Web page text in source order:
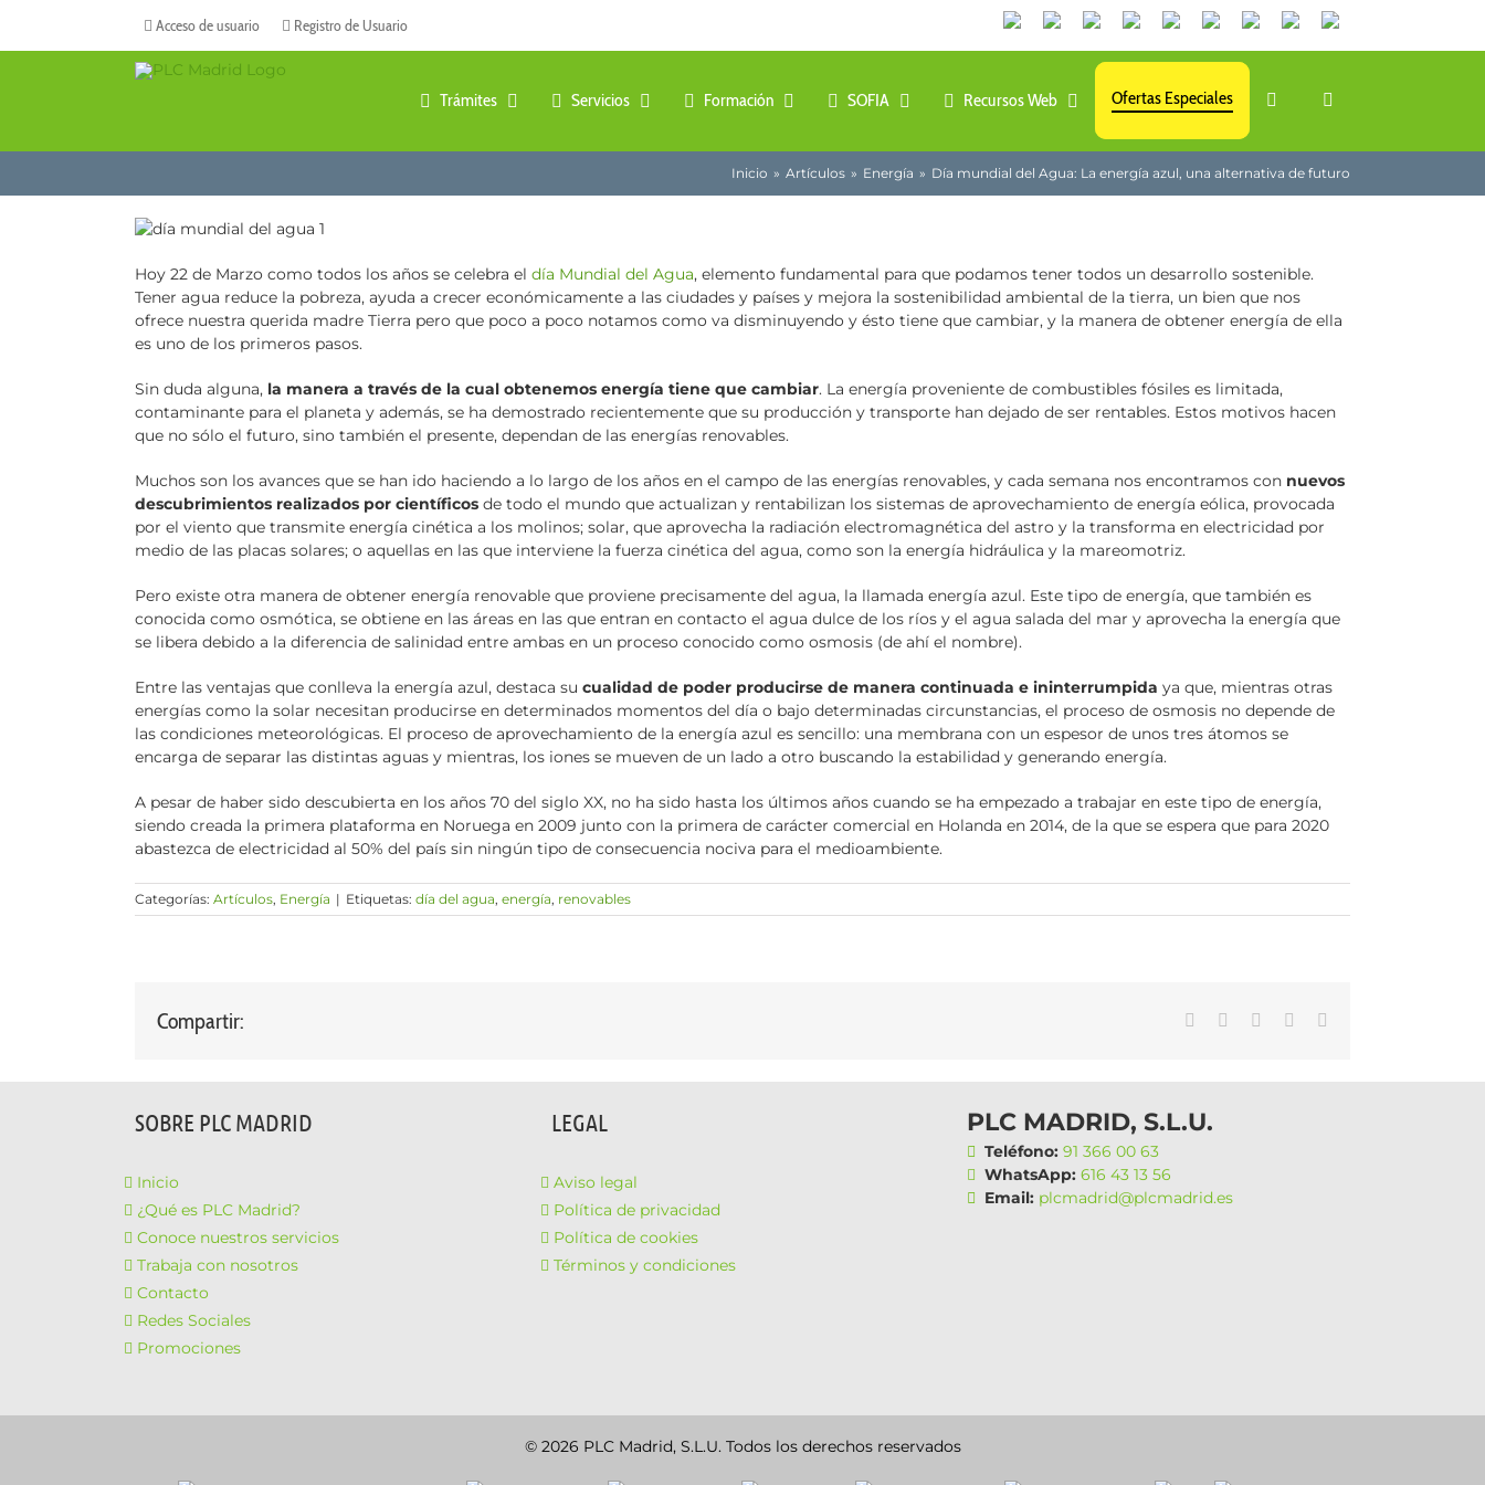
contenido
Acceso de usuario Registro de Usuario
Canales
de
LinkedinYoutubeTiktokFacebookInstagram
X TwitchContacto
Trámites Servicios Formación SOFIA Recursos Web Ofertas Especiales
Inicio Artículos Energía Día mundial del Agua: La energía azul, una alternativa de futuro
Hoy 22 de Marzo como todos los años se celebra el día Mundial del Agua, elemento fundamental para que podamos tener todos un desarrollo sostenible.
Tener agua reduce la pobreza, ayuda a crecer económicamente a las ciudades y países y mejora la sostenibilidad ambiental de la tierra, un bien que nos
ofrece nuestra querida madre Tierra pero que poco a poco notamos como va disminuyendo y ésto tiene que cambiar, y la manera de obtener energía de ella
es uno de los primeros pasos.
Sin duda alguna, la manera a través de la cual obtenemos energía tiene que cambiar. La energía proveniente de combustibles fósiles es limitada,
contaminante para el planeta y además, se ha demostrado recientemente que su producción y transporte han dejado de ser rentables. Estos motivos hacen
que no sólo el futuro, sino también el presente, dependan de las energías renovables.
Muchos son los avances que se han ido haciendo a lo largo de los años en el campo de las energías renovables, y cada semana nos encontramos con nuevos
descubrimientos realizados por científicos de todo el mundo que actualizan y rentabilizan los sistemas de aprovechamiento de energía eólica, provocada
por el viento que transmite energía cinética a los molinos; solar, que aprovecha la radiación electromagnética del astro y la transforma en electricidad por
medio de las placas solares; o aquellas en las que interviene la fuerza cinética del agua, como son la energía hidráulica y la mareomotriz.
Pero existe otra manera de obtener energía renovable que proviene precisamente del agua, la llamada energía azul. Este tipo de energía, que también es
conocida como osmótica, se obtiene en las áreas en las que entran en contacto el agua dulce de los ríos y el agua salada del mar y aprovecha la energía que
se libera debido a la diferencia de salinidad entre ambas en un proceso conocido como osmosis (de ahí el nombre).
Entre las ventajas que conlleva la energía azul, destaca su cualidad de poder producirse de manera continuada e ininterrumpida ya que, mientras otras
energías como la solar necesitan producirse en determinados momentos del día o bajo determinadas circunstancias, el proceso de osmosis no depende de
las condiciones meteorológicas. El proceso de aprovechamiento de la energía azul es sencillo: una membrana con un espesor de unos tres átomos se
encarga de separar las distintas aguas y mientras, los iones se mueven de un lado a otro buscando la estabilidad y generando energía.
A pesar de haber sido descubierta en los años 70 del siglo XX, no ha sido hasta los últimos años cuando se ha empezado a trabajar en este tipo de energía,
siendo creada la primera plataforma en Noruega en 2009 junto con la primera de carácter comercial en Holanda en 2014, de la que se espera que para 2020
abastezca de electricidad al 50% del país sin ningún tipo de consecuencia nociva para el medioambiente.
Categorías: Artículos, Energía | Etiquetas: día del agua, energía, renovables
Compartir: WhatsAppLinkedInFacebook
SOBRE PLC MADRID
Inicio
¿Qué es PLC Madrid?
Conoce nuestros servicios
Trabaja con nosotros
Contacto
Redes Sociales
Promociones
LEGAL
Aviso legal
Política de privacidad
Política de cookies
Términos y condiciones
PLC MADRID, S.L.U.
Teléfono:91 366 00 63
WhatsApp:616 43 13 56
Email: plcmadrid@plcmadrid.es
© 2026 PLC Madrid, S.L.U. Todos los derechos reservados